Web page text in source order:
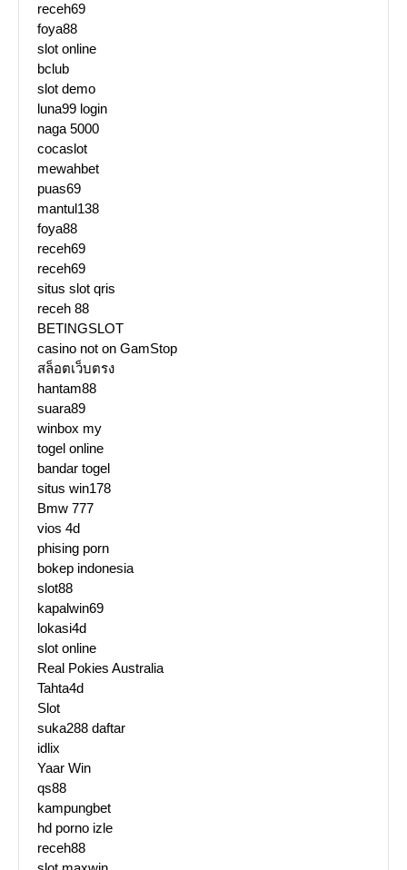
receh69
foya88
slot online
bclub
slot demo
luna99 login
naga 5000
cocaslot
mewahbet
puas69
mantul138
foya88
receh69
receh69
situs slot qris
receh 88
BETINGSLOT
casino not on GamStop
สล็อตเว็บตรง
hantam88
suara89
winbox my
togel online
bandar togel
situs win178
Bmw 777
vios 4d
phising porn
bokep indonesia
slot88
kapalwin69
lokasi4d
slot online
Real Pokies Australia
Tahta4d
Slot
suka288 daftar
idlix
Yaar Win
qs88
kampungbet
hd porno izle
receh88